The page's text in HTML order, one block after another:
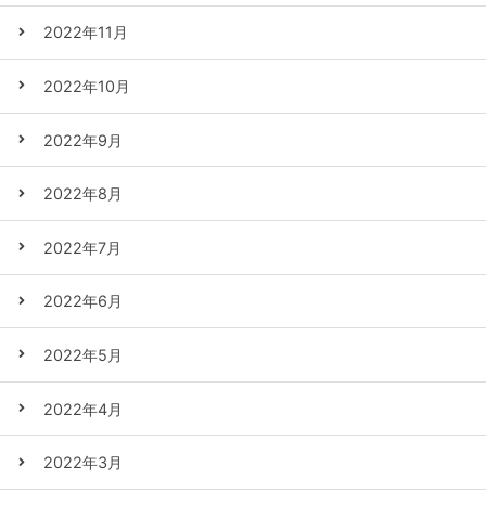
2022年11月
2022年10月
2022年9月
2022年8月
2022年7月
2022年6月
2022年5月
2022年4月
2022年3月